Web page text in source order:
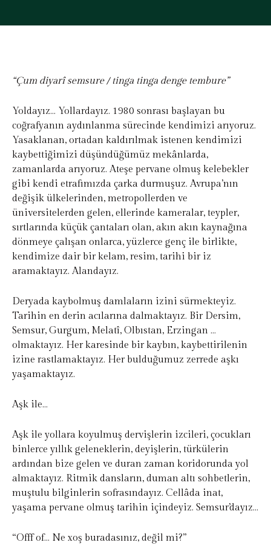
“Çum diyarî semsure / tinga tinga denge tembure”
Yoldayız… Yollardayız. 1980 sonrası başlayan bu
coğrafyanın aydınlanma sürecinde kendimizi arıyoruz.
Yasaklanan, ortadan kaldırılmak istenen kendimizi
kaybettiğimizi düşündüğümüz mekânlarda,
zamanlarda arıyoruz. Ateşe pervane olmuş kelebekler
gibi kendi etrafımızda çarka durmuşuz. Avrupa’nın
değişik ülkelerinden, metropollerden ve
üniversitelerden gelen, ellerinde kameralar, teypler,
sırtlarında küçük çantaları olan, akın akın kaynağına
dönmeye çalışan onlarca, yüzlerce genç ile birlikte,
kendimize dair bir kelam, resim, tarihi bir iz
aramaktayız. Alandayız.
Deryada kaybolmuş damlaların izini sürmekteyiz.
Tarihin en derin acılarına dalmaktayız. Bir Dersim,
Semsur, Gurgum, Melatî, Olbıstan, Erzingan …
olmaktayız. Her karesinde bir kaybın, kaybettirilenin
izine rastlamaktayız. Her bulduğumuz zerrede aşkı
yaşamaktayız.
Aşk ile…
Aşk ile yollara koyulmuş dervişlerin izcileri, çocukları
binlerce yıllık geleneklerin, deyişlerin, türkülerin
ardından bize gelen ve duran zaman koridorunda yol
almaktayız. Ritmik dansların, duman altı sohbetlerin,
muştulu bilginlerin sofrasındayız. Cellâda inat,
yaşama pervane olmuş tarihin içindeyiz. Semsur’dayız…
“Offf of… Ne xoş buradasınız, değil mi?”